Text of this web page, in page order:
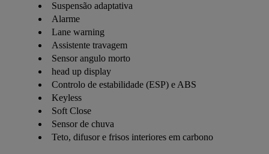
Suspensão adaptativa
Alarme
Lane warning
Assistente travagem
Sensor angulo morto
head up display
Controlo de estabilidade (ESP) e ABS
Keyless
Soft Close
Sensor de chuva
Teto, difusor e frisos interiores em carbono